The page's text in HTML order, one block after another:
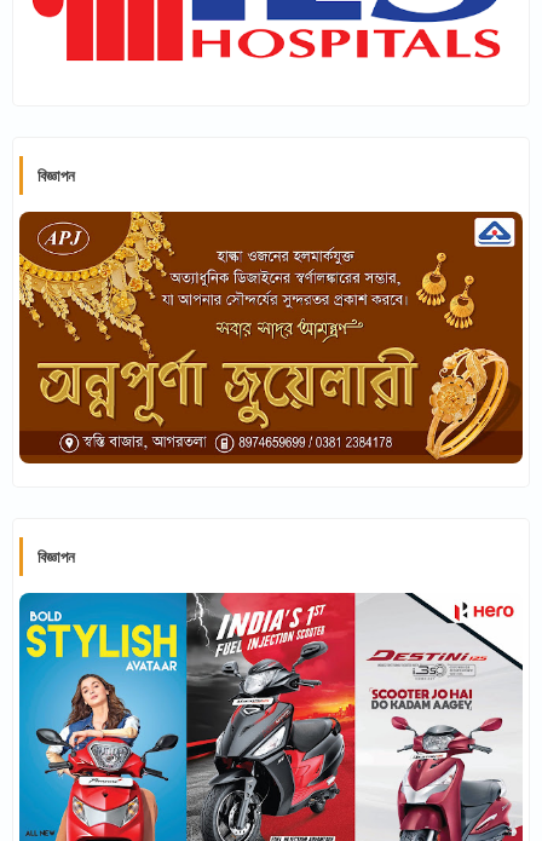
বিজ্ঞাপন
বিজ্ঞাপন